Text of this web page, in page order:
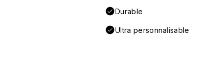
Durable
Ultra personnalisable